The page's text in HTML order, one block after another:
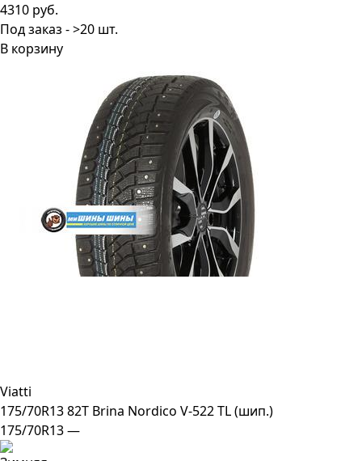
4310 руб.
Под заказ - >20 шт.
В корзину
Viatti
175/70R13 82T Brina Nordico V-522 TL (шип.)
175/70R13 —